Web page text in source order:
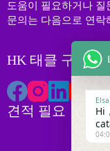
도움이 필요하거나 질
문의는 다음으로 연락
HK 태클 구독하
견적 필요
Elsa
Hi